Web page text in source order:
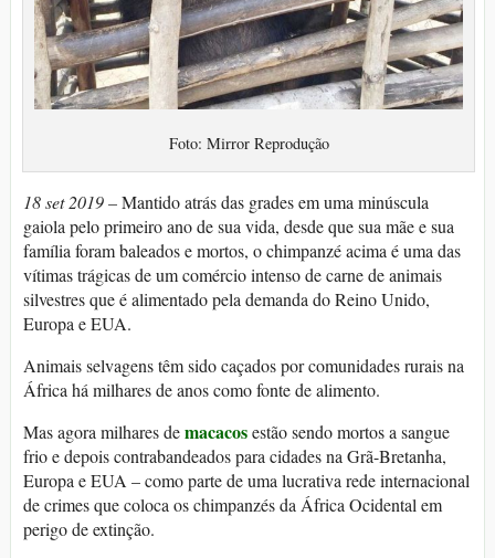
Foto: Mirror Reprodução
18 set 2019 –Mantido atrás das grades em uma minúscula
gaiola pelo primeiro ano de sua vida, desde que sua mãe e sua
família foram baleados e mortos, o chimpanzé acima é uma das
vítimas trágicas de um comércio intenso de carne de animais
silvestres que é alimentado pela demanda do Reino Unido,
Europa e EUA.
Animais selvagens têm sido caçados por comunidades rurais na
África há milhares de anos como fonte de alimento.
Mas agora milhares demacacosestão sendo mortos a sangue
frio e depois contrabandeados para cidades na Grã-Bretanha,
Europa e EUA – como parte de uma lucrativa rede internacional
de crimes que coloca os chimpanzés da África Ocidental em
perigo de extinção.